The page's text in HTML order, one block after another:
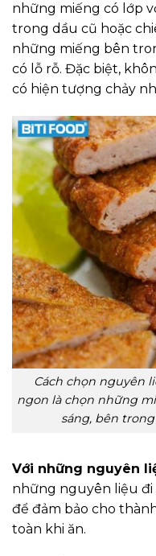
những miếng có lớp
trong dầu cũ hoặc
những miếng bên
có lỗ rỗ. Đặc biệt,
có hiện tượng chảy
Cách chọn nguyên
ngon là chọn những
sáng, bên
Với những nguyên
những nguyên liệu đi
để đảm bảo cho
toàn khi ăn.